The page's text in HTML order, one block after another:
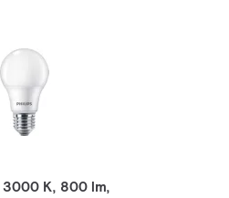
3000 K, 800 lm,